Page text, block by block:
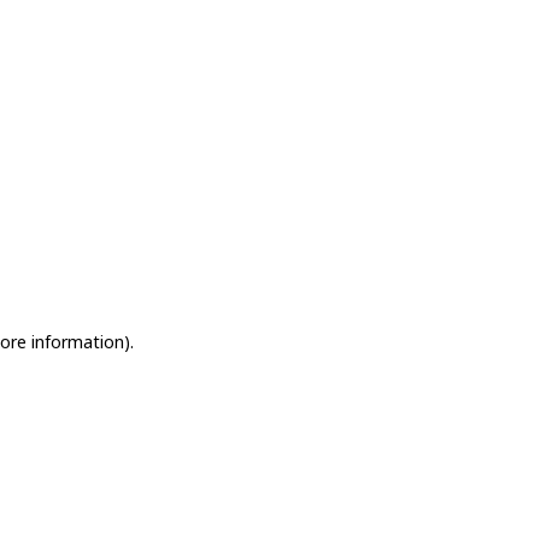
information).